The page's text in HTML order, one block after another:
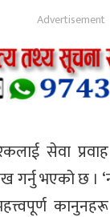
सेवा
भएको छ ।